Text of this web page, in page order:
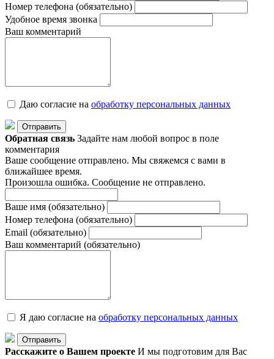
Номер телефона (обязательно)
Удобное время звонка
Ваш комментарий
Даю согласие на обработку персональныx данных
Отправить
Обратная связь Задайте нам любой вопрос в поле
комментария
Ваше сообщение отправлено. Мы свяжемся с вами в
ближайшее время.
Произошла ошибка. Сообщение не отправлено.
Ваше имя (обязательно)
Номер телефона (обязательно)
Email (обязательно)
Ваш комментарий (обязательно)
Я даю согласие на обработку персональныx данных
Отправить
Расскажите о Вашем проекте И мы подготовим для Вас